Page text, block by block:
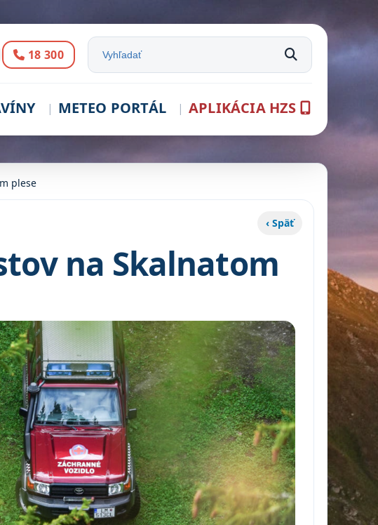
Volanie:
18 300 Vyhľadať na stránke
METEO PORTÁL APLIKÁCIA HZS
plese
‹ Späť
na Skalnatom